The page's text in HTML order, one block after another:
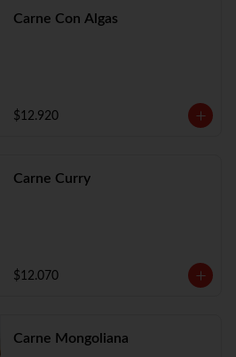
Carne Con Algas
$12.920
Carne Curry
$12.070
Carne Mongoliana